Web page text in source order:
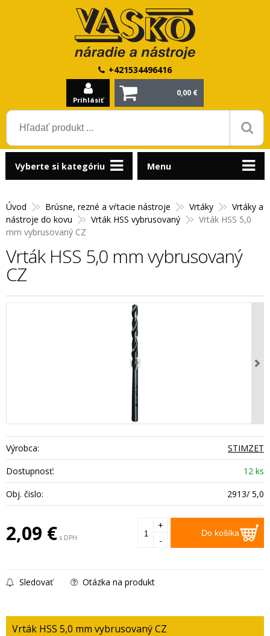
+421534496416
Prihlásiť
0,00 €
Úvod Brúsne, rezné a vŕtacie nástroje Vrtáky
Vrtáky a
nástroje do kovu
Vrták HSS vybrusovaný
Vrták HSS 5,0
mm vybrusovaný CZ
Vrták HSS 5,0 mm vybrusovaný
CZ
Výrobca:
STIMZET
Dostupnosť:
12 ks
Obj. čislo:
2913/ 5,0
2,09 € s DPH Do košíka
+
-
Sledovať Otázka na produkt
Vrták HSS 5,0 mm vybrusovaný CZ
Vyberte si kategóriu Menu